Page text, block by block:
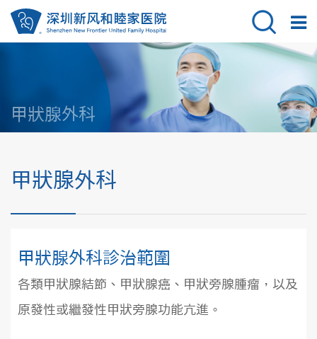
甲狀腺外科
甲狀腺外科
甲狀腺外科診治範圍
各類甲狀腺結節、甲狀腺癌、甲狀旁腺腫瘤，以及
原發性或繼發性甲狀旁腺功能亢進。